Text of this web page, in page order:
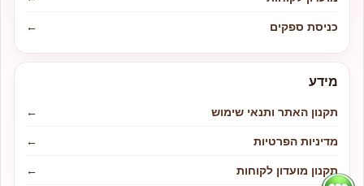
כניסת ספקים
←
מידע
תקנון האתר ותנאי שימוש
←
מדיניות הפרטיות
←
תקנון מועדון לקוחות
←